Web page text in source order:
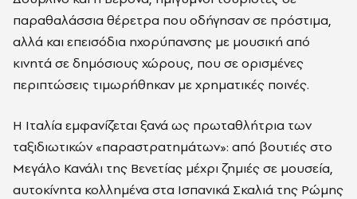
παραθαλάσσια θέρετρα που οδήγησαν σε πρόστιμα,
αλλά και επεισόδια ηχορύπανσης με μουσική από
κινητά σε δημόσιους χώρους, που σε ορισμένες
περιπτώσεις τιμωρήθηκαν με χρηματικές ποινές.
Η Ιταλία εμφανίζεται ξανά ως πρωταθλήτρια των
ταξιδιωτικών «παραστρατημάτων»: από βουτιές στο
Μεγάλο Κανάλι της Βενετίας μέχρι ζημιές σε μουσεία,
αυτοκίνητα κολλημένα στα Ισπανικά Σκαλιά της Ρώμης